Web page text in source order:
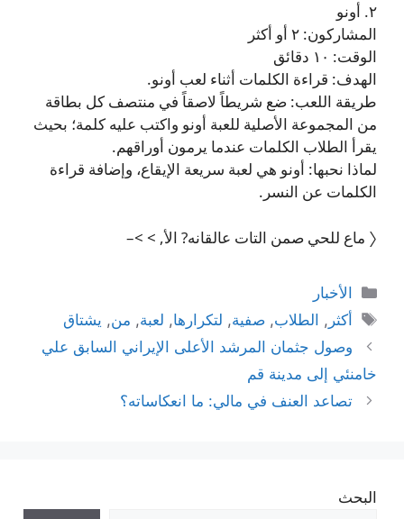
٢. أونو
المشاركون: ٢ أو أكثر
الوقت: ١٠ دقائق
الهدف: قراءة الكلمات أثناء لعب أونو.
طريقة اللعب: ضع شريطاً لاصقاً في منتصف كل بطاقة
من المجموعة الأصلية للعبة أونو واكتب عليه كلمة؛ بحيث
يقرأ الطلاب الكلمات عندما يرمون أوراقهم.
لماذا نحبها: أونو هي لعبة سريعة الإيقاع، وإضافة قراءة
الكلمات عن النسر.
〈 ماع للحي صمن التات عالقانه? الأ, > >–
التصنيفات
الأخبار
الوسوم
أكثر , الطلاب,صفية, لتكرارها, لعبة, من, يشتاق
وصول جثمان المرشد الأعلى الإيراني السابق علي
خامنئي إلى مدينة قم
تصاعد العنف في مالي: ما انعكاساته؟
البحث